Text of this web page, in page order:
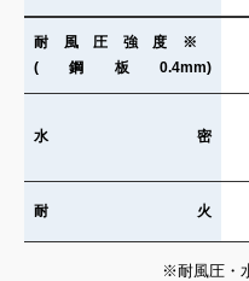
耐風圧強度※
(鋼板0.4mm)
水密
耐火
※耐風圧・